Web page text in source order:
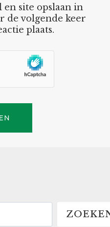
site opslaan in
de volgende keer
plaats.